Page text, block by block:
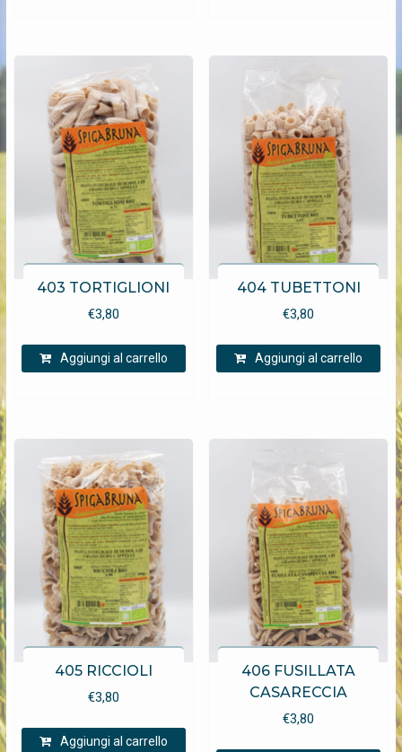
403 TORTIGLIONI
€3,80
Aggiungi al carrello
404 TUBETTONI
€3,80
Aggiungi al carrello
405 RICCIOLI
€3,80
Aggiungi al carrello
406 FUSILLATA
CASARECCIA
€3,80